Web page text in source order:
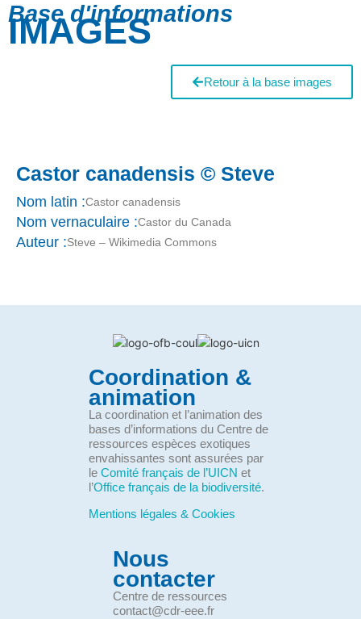
Base d'informations
IMAGES
Retour à la base images
Castor canadensis © Steve
Nom latin :Castor canadensis
Nom vernaculaire :Castor du Canada
Auteur :Steve – Wikimedia Commons
Coordination &
animation
La coordination et l’animation des
bases d’informations du Centre de
ressources espèces exotiques
envahissantes sont assurées par
le Comité français de l’UICN et
l’Office français de la biodiversité.
Mentions légales & Cookies
Nous
contacter
Centre de ressources
contact@cdr-eee.fr